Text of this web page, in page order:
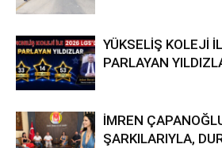
YÜKSELİŞ KOLEJİ
PARLAYAN
İMREN
ŞARKILARIYLA,